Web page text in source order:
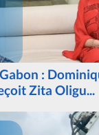
:
Zita Oligu...